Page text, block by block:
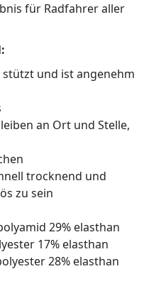
für Radfahrer aller
und ist angenehm
an Ort und Stelle,
trocknend und
zu sein
29% elasthan
17% elasthan
28% elasthan